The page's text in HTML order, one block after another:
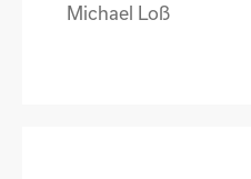
Michael Loß